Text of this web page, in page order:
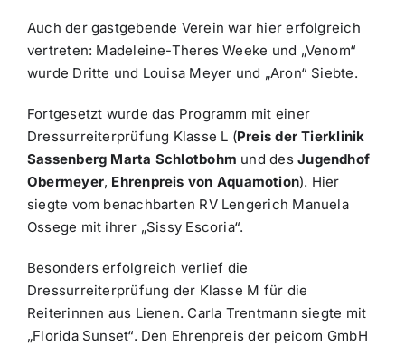
Auch der gastgebende Verein war hier erfolgreich
vertreten: Madeleine-Theres Weeke und „Venom“
wurde Dritte und Louisa Meyer und „Aron“ Siebte.
Fortgesetzt wurde das Programm mit einer
Dressurreiterprüfung Klasse L (Preis der Tierklinik
Sassenberg Marta Schlotbohm und desJugendhof
Obermeyer, Ehrenpreis von Aquamotion). Hier
siegte vom benachbarten RV Lengerich Manuela
Ossege mit ihrer „Sissy Escoria“.
Besonders erfolgreich verlief die
Dressurreiterprüfung der Klasse M für die
Reiterinnen aus Lienen. Carla Trentmann siegte mit
„Florida Sunset“. Den Ehrenpreis der peicom GmbH